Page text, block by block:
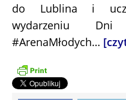
do Lublina i
wydarzeniu
#ArenaMłodych…